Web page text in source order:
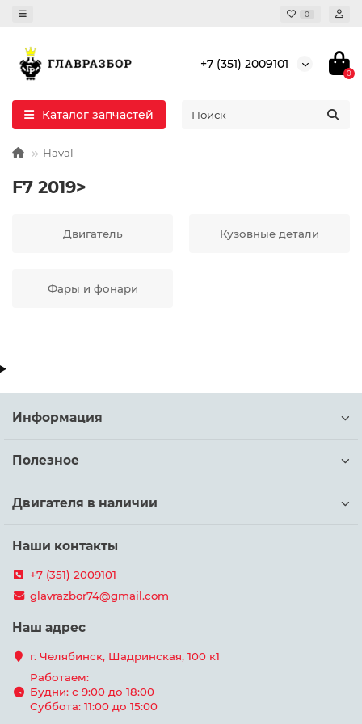
0
+7 (351) 2009101
0
Каталог запчастей
Haval
F7 2019>
Двигатель Кузовные детали
Фары и фонари
Информация
Полезное
Двигателя в наличии
Наши контакты
+7 (351) 2009101
glavrazbor74@gmail.com
Наш адрес
г. Челябинск, Шадринская, 100 к1
Работаем:
Будни: с 9:00 до 18:00
Суббота: 11:00 до 15:00